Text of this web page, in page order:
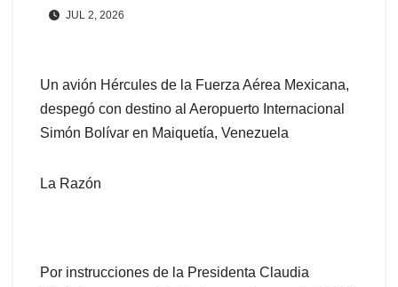
JUL 2, 2026
Un avión Hércules de la Fuerza Aérea Mexicana,
despegó con destino al Aeropuerto Internacional
Simón Bolívar en Maiquetía, Venezuela
La Razón
Por instrucciones de la Presidenta Claudia